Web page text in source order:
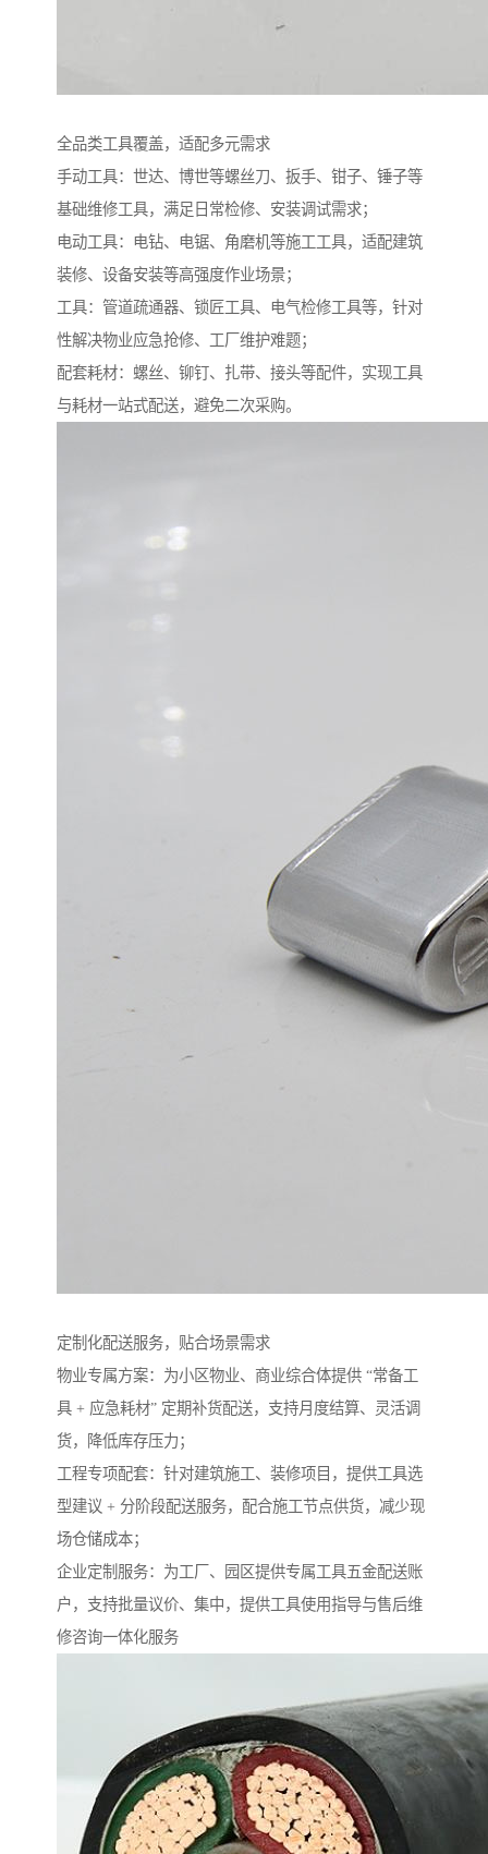
全品类工具覆盖，适配多元需求​
手动工具：世达、博世等螺丝刀、扳手、钳子、锤子等
基础维修工具，满足日常检修、安装调试需求；​
电动工具：电钻、电锯、角磨机等施工工具，适配建筑
装修、设备安装等高强度作业场景；​
工具：管道疏通器、锁匠工具、电气检修工具等，针对
性解决物业应急抢修、工厂维护难题；​
配套耗材：螺丝、铆钉、扎带、接头等配件，实现工具
与耗材一站式配送，避免二次采购。
定制化配送服务，贴合场景需求​
物业专属方案：为小区物业、商业综合体提供 “常备工
具 + 应急耗材” 定期补货配送，支持月度结算、灵活调
货，降低库存压力；​
工程专项配套：针对建筑施工、装修项目，提供工具选
型建议 + 分阶段配送服务，配合施工节点供货，减少现
场仓储成本；​
企业定制服务：为工厂、园区提供专属工具五金配送账
户，支持批量议价、集中，提供工具使用指导与售后维
修咨询一体化服务